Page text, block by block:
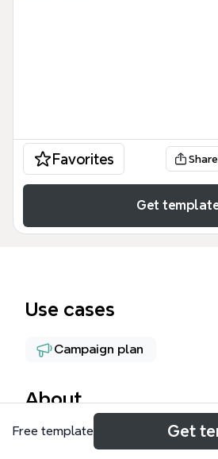
Favorites Share
Get
Use cases
Campaign plan
About
Стратегия Гульжан по
Free template Get